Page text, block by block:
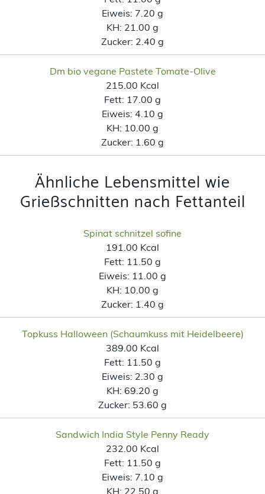
Eiweis: 7.20 g
KH: 21.00 g
Zucker: 2.40 g
Dm bio vegane Pastete Tomate-Olive
215.00 Kcal
Fett: 17.00 g
Eiweis: 4.10 g
KH: 10.00 g
Zucker: 1.60 g
Ähnliche Lebensmittel wie
Grießschnitten nach Fettanteil
Spinat schnitzel sofine
191.00 Kcal
Fett: 11.50 g
Eiweis: 11.00 g
KH: 10.00 g
Zucker: 1.40 g
Topkuss Halloween (Schaumkuss mit Heidelbeere)
389.00 Kcal
Fett: 11.50 g
Eiweis: 2.30 g
KH: 69.20 g
Zucker: 53.60 g
Sandwich India Style Penny Ready
232.00 Kcal
Fett: 11.50 g
Eiweis: 7.10 g
KH: 22.50 g